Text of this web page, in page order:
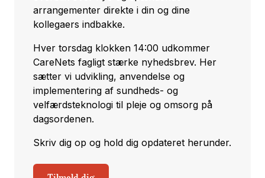
arrangementer direkte i din og dine
kollegaers indbakke.
Hver torsdag klokken 14:00 udkommer
CareNets fagligt stærke nyhedsbrev. Her
sætter vi udvikling, anvendelse og
implementering af sundheds- og
velfærdsteknologi til pleje og omsorg på
dagsordenen.
Skriv dig op og hold dig opdateret herunder.